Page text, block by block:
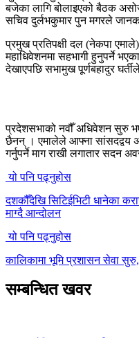
बजेका लागि बोलाइएको बैठक
सचिव दुर्लभकुमार पुन मगरले
प्रमुख प्रतिपक्षी दल (नेकपा
महाधिवेशनमा सहभागी हुनुपर्ने
देखाएपछि सभामुख पूर्णबहादुर
प्रदेशसभाको नवौँ अधिवेशन सुरु
छैनन् । एमालेले आफ्ना सांसदद्वय
गर्नुपर्ने माग राखी लगातार सदन
यो पनि पढ्नुहोस
दशकौँदेखि सिटिईभिटी धानेका
माग्दै आन्दोलन
यो पनि पढ्नुहोस
कालिकामा भूमि प्रशासन सेवा सुरु,
सम्बन्धित खवर